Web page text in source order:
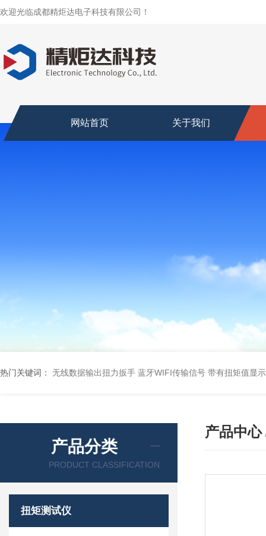
欢迎光临成都精炬达电子科技有限公司！
网站首页 关于我们
热门关键词： 无线数据输出扭力扳手 蓝牙WIFI传输信号 带有扭矩值显
产品分类
PRODUCT CLASSIFICATION
扭矩测试仪
产品中心